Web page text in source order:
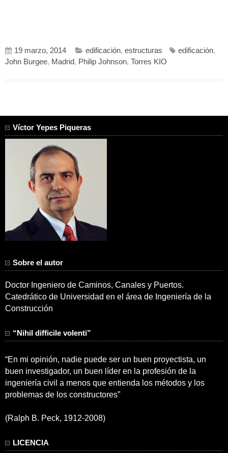
19 marzo, 2014 edificación, estructuras edificación,
John Burgee, Madrid, Philip Johnson, Torres KIO
Víctor Yepes Piqueras
Sobre el autor
Doctor Ingeniero de Caminos, Canales y Puertos.
Catedrático de Universidad en el área de Ingeniería de la
Construcción
“Nihil difficile volenti”
“En mi opinión, nadie puede ser un buen proyectista, un
buen investigador, un buen líder en la profesión de la
ingeniería civil a menos que entienda los métodos y los
problemas de los constructores”
(Ralph B. Peck, 1912-2008)
LICENCIA